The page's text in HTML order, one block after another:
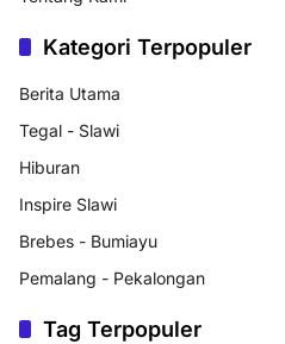
Kategori Terpopuler
Berita Utama
Tegal - Slawi
Hiburan
Inspire Slawi
Brebes - Bumiayu
Pemalang - Pekalongan
Tag Terpopuler